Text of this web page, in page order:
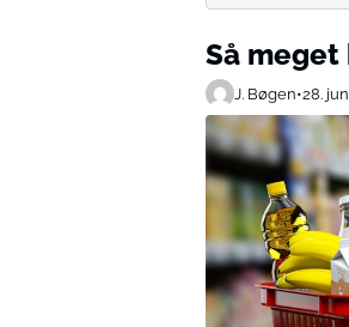
Så
J. Bøgen•28.